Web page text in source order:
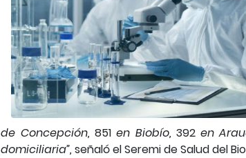
de Concepción, 851en Biobío, 392en
domiciliaria”,señalóel Seremi de Salud del